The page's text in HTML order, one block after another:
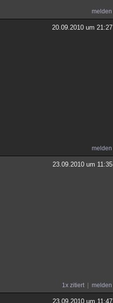
melden
20.09.2010 um 21:27
melden
23.09.2010 um 11:35
1x zitiert melden
23.09.2010 um 11:47